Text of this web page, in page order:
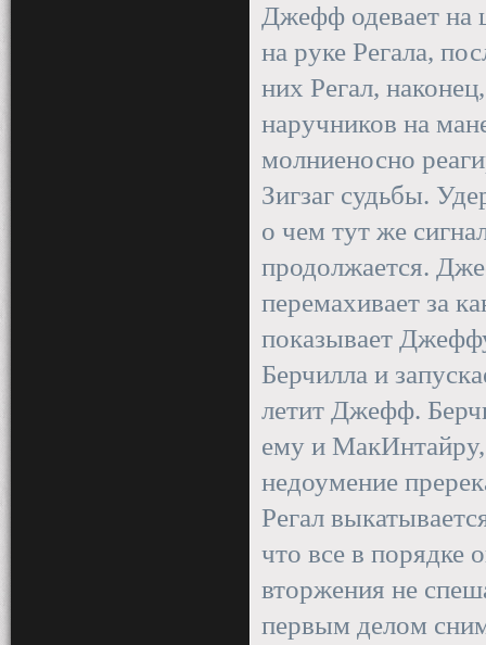
Джефф одевает на
на руке Регала,
них Регал,
наручников на
молниеносно
Зигзаг судьбы.
о чем тут же
продолжается.
перемахивает за
показывает
Берчилла и
летит Джефф.
ему и
недоумение
Регал
что все в порядке
вторжения не
первым делом